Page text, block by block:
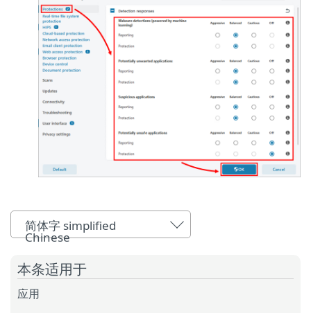
简体字 simplified
Chinese
本条适用于
应用